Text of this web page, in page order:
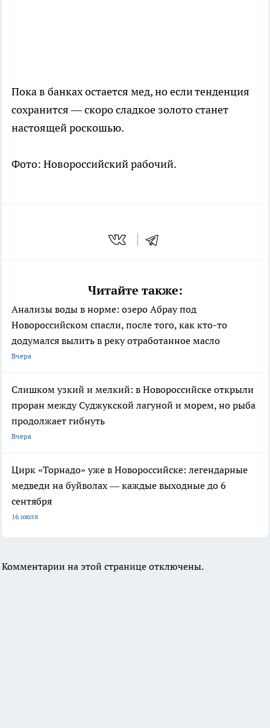
Пока в банках остается мед, но если тенденция
сохранится — скоро сладкое золото станет
настоящей роскошью.
Фото: Новороссийский рабочий.
Читайте также:
Анализы воды в норме: озеро Абрау под
Новороссийском спасли, после того, как кто-то
додумался вылить в реку отработанное масло
Вчера
Слишком узкий и мелкий: в Новороссийске открыли
проран между Суджукской лагуной и морем, но рыба
продолжает гибнуть
Вчера
Цирк «Торнадо» уже в Новороссийске: легендарные
медведи на буйволах — каждые выходные до 6
сентября
16 июля
Комментарии на этой странице отключены.